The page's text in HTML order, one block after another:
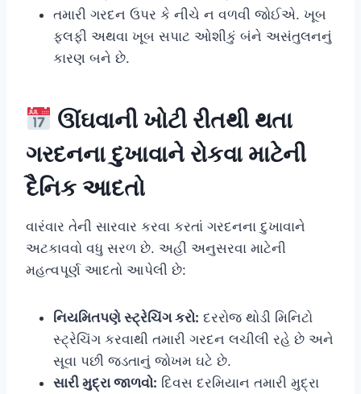
તમારી ગરદન ઉપર કે નીચે ન વળવી જોઈએ. ખૂબ
ફ્લફી અથવા ખૂબ સપાટ ઓશીકું બંને અસંતુલનનું
કારણ બને છે.
ઊંઘવાની ખોટી રીતથી થતા
ગરદનના દુખાવાને રોકવા માટેની
દૈનિક આદતો
વારંવાર તેની સારવાર કરવા કરતાં ગરદનના દુખાવાને
અટકાવવો વધુ સરળ છે. અહીં અનુસરવા માટેની
મહત્વપૂર્ણ આદતો આપેલી છે:
નિયમિતપણે સ્ટ્રેચિંગ કરો: દરરોજ થોડી મિનિટો
સ્ટ્રેચિંગ કરવાથી તમારી ગરદન લચીલી રહે છે અને
સૂવા પછી જડતાનું જોખમ ઘટે છે.
સારી મુદ્રા જાળવો: દિવસ દરમિયાન તમારી મુદ્રા